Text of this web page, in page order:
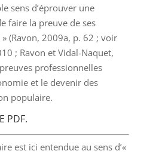
sens d’éprouver une
faire la preuve de ses
(Ravon, 2009a, p. 62 ; voir
; Ravon et Vidal-Naquet,
professionnelles
et le devenir des
populaire.
PDF.
est ici entendue au sens d’«